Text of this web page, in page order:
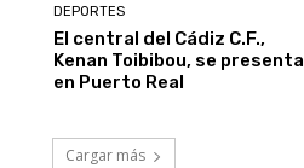
DEPORTES
El central del Cádiz C.F.,
Kenan Toibibou, se presenta
en Puerto Real
Cargar más